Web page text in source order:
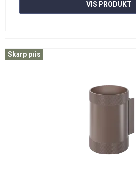
VIS PRODUKT
Skarp pris